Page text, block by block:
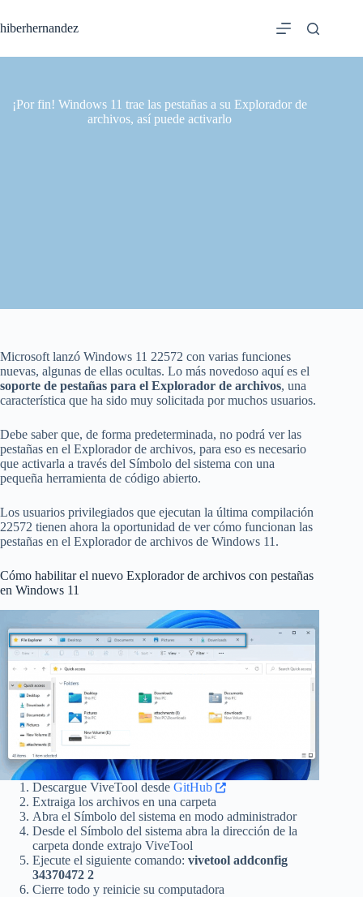
al
contenido
hiberhernandez
¡Por fin! Windows 11 trae las pestañas a su Explorador de
archivos, así puede activarlo
Microsoft lanzó Windows 11 22572 con varias funciones
nuevas, algunas de ellas ocultas. Lo más novedoso aquí es el
soporte de pestañas para el Explorador de archivos, una
característica que ha sido muy solicitada por muchos usuarios.
Debe saber que, de forma predeterminada, no podrá ver las
pestañas en el Explorador de archivos, para eso es necesario
que activarla a través del Símbolo del sistema con una
pequeña herramienta de código abierto.
Los usuarios privilegiados que ejecutan la última compilación
22572 tienen ahora la oportunidad de ver cómo funcionan las
pestañas en el Explorador de archivos de Windows 11.
Cómo habilitar el nuevo Explorador de archivos con pestañas
en Windows 11
Descargue ViveTool desde GitHub
Extraiga los archivos en una carpeta
Abra el Símbolo del sistema en modo administrador
Desde el Símbolo del sistema abra la dirección de la
carpeta donde extrajo ViveTool
Ejecute el siguiente comando: vivetool addconfig
34370472 2
Cierre todo y reinicie su computadora